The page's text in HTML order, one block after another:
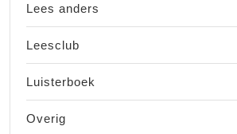
Lees anders
Leesclub
Luisterboek
Overig